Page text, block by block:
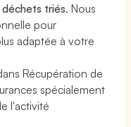
triés. Nous
pour
adaptée à votre
Récupération de
spécialement
l'activité